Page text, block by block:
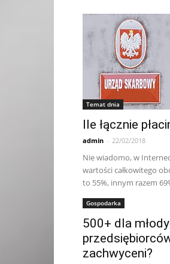
Temat dnia
Ile łącznie
admin - 22/02/2018
Nie wiadomo, w
wartości całkowitego
to 55%, innym razem
Gospodarka
500+ dla
zachwyceni?